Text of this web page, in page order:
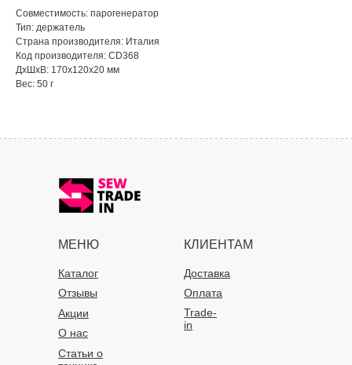
Совместимость: парогенератор
Тип: держатель
Страна производителя: Италия
Код производителя: CD368
ДxШxВ: 170x120x20 мм
Вес: 50 г
МЕНЮ КЛИЕНТАМ
Каталог
О нас
Доставка
Статьи о
Оплата
Отзывы
Акции
Trade-
in